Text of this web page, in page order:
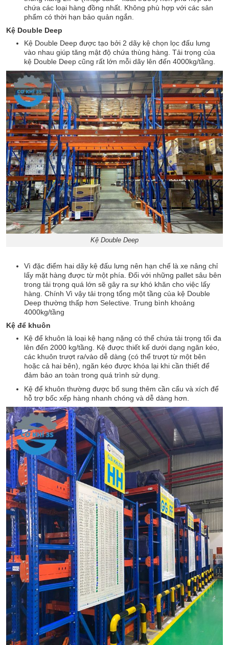
chứa các loại hàng đồng nhất. Không phù hợp với các sản
phẩm có thời hạn bảo quản ngắn.
Kệ Double Deep
Kệ Double Deep được tạo bởi 2 dãy kệ chọn lọc đấu lưng
vào nhau giúp tăng mật độ chứa thùng hàng. Tải trọng của
kệ Double Deep cũng rất lớn mỗi dãy lên đến 4000kg/tầng.
Kệ Double Deep
Vì đặc điểm hai dãy kệ đấu lưng nên hạn chế là xe nâng chỉ
lấy mặt hàng được từ một phía. Đối với những pallet sâu bên
trong tải trọng quá lớn sẽ gây ra sự khó khăn cho việc lấy
hàng. Chính Vì vậy tải trọng tổng một tầng của kệ Double
Deep thường thấp hơn Selective. Trung bình khoảng
4000kg/tầng
Kệ để khuôn
Kệ để khuôn là loại kệ hạng nặng có thể chứa tải trọng tối đa
lên đến 2000 kg/tầng. Kệ được thiết kế dưới dạng ngăn kéo,
các khuôn trượt ra/vào dễ dàng (có thể trượt từ một bên
hoặc cả hai bên), ngăn kéo được khóa lại khi cần thiết để
đảm bảo an toàn trong quá trình sử dụng.
Kệ để khuôn thường được bổ sung thêm cần cẩu và xích để
hỗ trợ bốc xếp hàng nhanh chóng và dễ dàng hơn.